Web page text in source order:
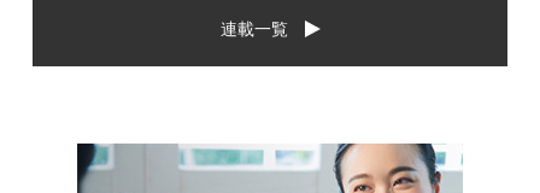
いし、たくさん使ってもらえ
るものをプレゼントしたい。
んなものなのでしょうか。ま
た、出産祝いに関して気をつ
連載一覧